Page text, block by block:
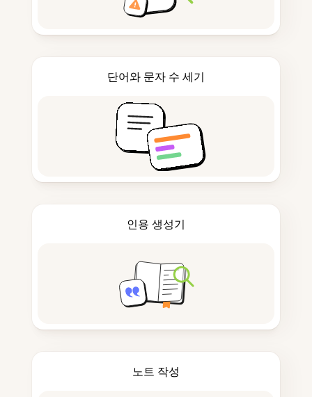
단어와 문자 수 세기
인용 생성기
노트 작성